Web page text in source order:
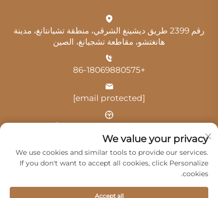
رقم 2399 طريق ديشينغ الشرقي، منطقة تشيانتانغ، مدينة
هانغتشو، مقاطعة تشجيانغ، الصين
+86-18069880575
[email protected]
الوقت: 9:00 صباحًا - 6:00 مساءً
حقوق النشر © 2025 بواسطة شركة هانغتشو غوانغي للخدمات
We value your privacy
We use cookies and similar tools to provide our services.
If you don't want to accept all cookies, click Personalize
cookies.
Accept all